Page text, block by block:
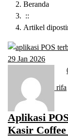
Beranda
::
Artikel
29 Jan 2026
rifa
Aplikasi
Kasir Coffee